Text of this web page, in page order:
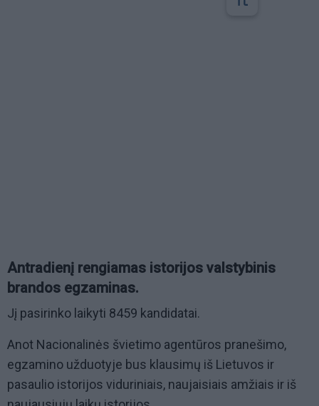
Antradienį rengiamas istorijos valstybinis
brandos egzaminas.
Jį pasirinko laikyti 8459 kandidatai.
Anot Nacionalinės švietimo agentūros pranešimo,
egzamino užduotyje bus klausimų iš Lietuvos ir
pasaulio istorijos viduriniais, naujaisiais amžiais ir iš